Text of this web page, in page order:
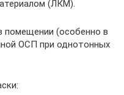
(ЛКМ).
помещении (особенно в
ОСП при однотонных